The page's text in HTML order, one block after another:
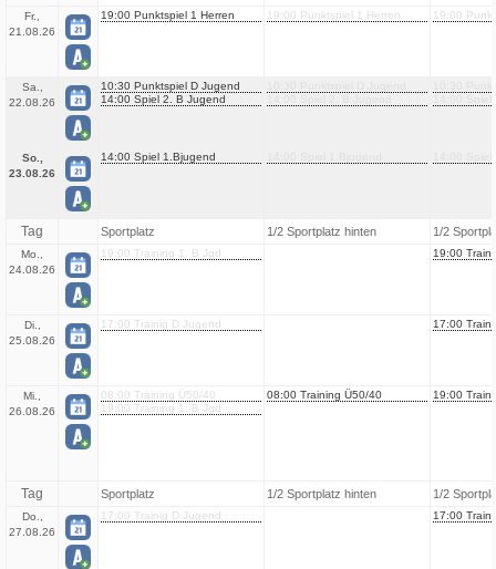
Fr.,
21.08.26
19:00 Punktspiel 1 Herren 19:00 Punktspiel 1 Herren 19:00
Sa.,
22.08.26
10:30 Punktspiel D Jugend
14:00 Spiel 2. B Jugend
So.,
23.08.26
14:00 Spiel 1.Bjugend
Tag Sportplatz 1/2 Sportplatz hinten 1/2
Mo.,
24.08.26
19:00 Training 1. B Jgd 19:00
Di.,
25.08.26
17:00 Trainig D Jugend 17:00
Mi.,
26.08.26
08:00 Training Ü50/40
19:00 Training 1. B Jgd
08:00 Training Ü50/40 19:00
Tag Sportplatz 1/2 Sportplatz hinten 1/2
Do.,
27.08.26
17:00 Trainig D Jugend 17:00